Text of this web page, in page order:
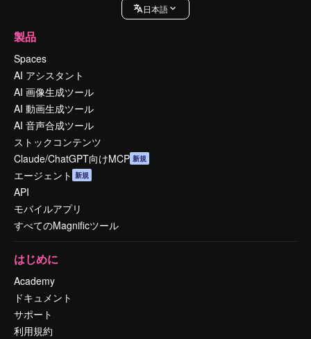
日本語
製品
Spaces
AI アシスタント
AI 画像生成ツール
AI 動画生成ツール
AI 音声合成ツール
ストックコンテンツ
Claude/ChatGPT向けMCP 新規
エージェント 新規
API
モバイルアプリ
すべてのMagnificツール
はじめに
Academy
ドキュメント
サポート
利用規約